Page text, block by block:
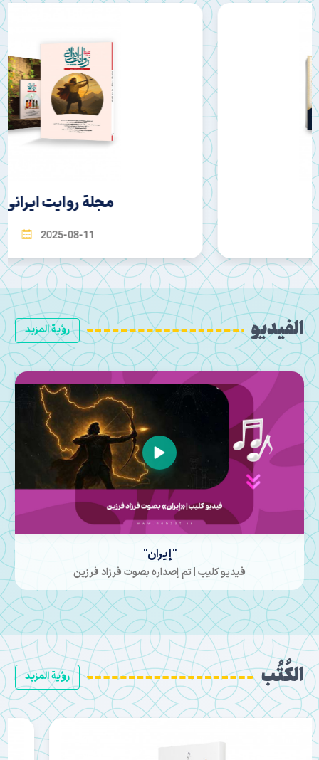
مجلة روایت ایرانی
رؤية المزيد الفيديو
وعد الرجال
فيديو كليب | أُنتج ونُشر في المركز الفني؛
رؤية المزيد الكُتُب